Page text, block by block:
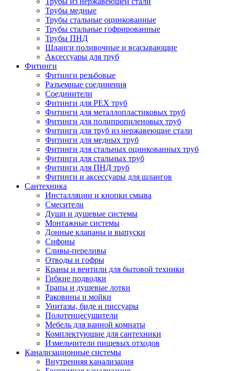
Трубы медные
Трубы стальные оцинкованные
Трубы стальные гофрированные
Трубы ПНД
Шланги поливочные и всасывающие
Аксессуары для труб
Фитинги
Фитинги резьбовые
Разъемные соединения
Соединители
Фитинги для PEX труб
Фитинги для металлопластиковых труб
Фитинги для полипропиленовых труб
Фитинги для труб из нержавеющие стали
Фитинги для медных труб
Фитинги для стальных оцинкованных труб
Фитинги для стальных труб
Фитинги для ПНД труб
Фитинги и аксессуары для шлангов
Сантехника
Инсталляции и кнопки смыва
Смесители
Души и душевые системы
Монтажные системы
Донные клапаны и выпуски
Сифоны
Сливы-переливы
Отводы и гофры
Краны и вентили для бытовой техники
Гибкие подводки
Трапы и душевые лотки
Раковины и мойки
Унитазы, биде и писсуары
Полотенцесушители
Мебель для ванной комнаты
Комплектующие для сантехники
Измельчители пищевых отходов
Канализационные системы
Внутренняя канализация